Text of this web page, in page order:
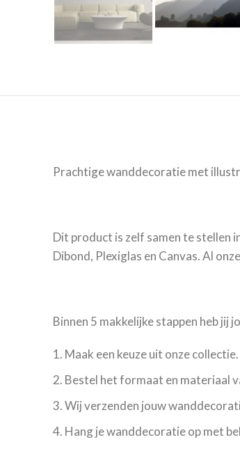
Prachtige wanddecoratie met
Dit product is zelf samen te stellen
Dibond, Plexiglas en Canvas. Al
Binnen 5 makkelijke stappen heb jij
Maak een keuze uit onze collectie.
Bestel het formaat en materiaal
Wij verzenden jouw
Hang je wanddecoratie op met